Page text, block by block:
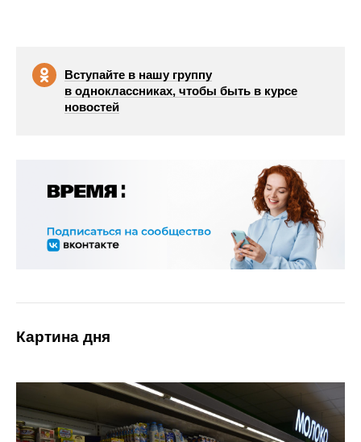
Вступайте в нашу группу
в одноклассниках, чтобы быть в курсе
новостей
Картина дня